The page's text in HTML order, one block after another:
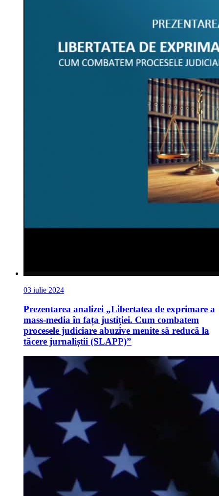
03 iulie 2024
Prezentarea analizei „Libertatea de exprimare a
mass-media în fața justiției. Cum combatem
procesele judiciare abuzive menite să reducă la
tăcere jurnaliștii (SLAPP)”